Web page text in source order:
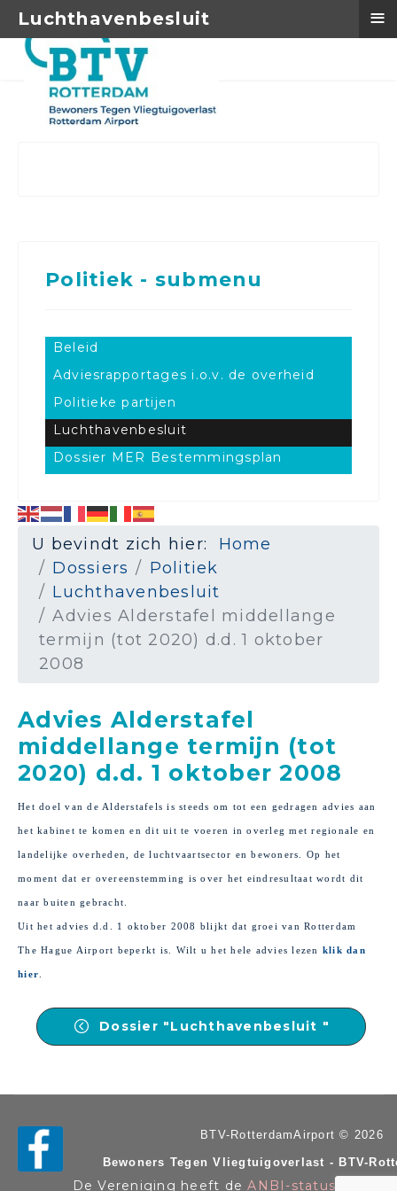
Politiek - submenu
Beleid
Adviesrapportages i.o.v. de overheid
Politieke partijen
Luchthavenbesluit
Dossier MER Bestemmingsplan
U bevindt zich hier: Home
Dossiers
Politiek
Luchthavenbesluit
Advies Alderstafel middellange
termijn (tot 2020) d.d. 1 oktober
2008
Advies Alderstafel
middellange termijn (tot
2020) d.d. 1 oktober 2008
Het doel van de Alderstafels is steeds om tot een gedragen advies aan
het kabinet te komen en dit uit te voeren in overleg met regionale en
landelijke overheden, de luchtvaartsector en bewoners. Op het
moment dat er overeenstemming is over het eindresultaat wordt dit
naar buiten gebracht.
Uit het advies d.d. 1 oktober 2008 blijkt dat groei van Rotterdam
The Hague Airport beperkt is. Wilt u het hele advies lezen klik dan
hier
Dossier "Luchthavenbesluit "
BTV-RotterdamAirport © 2026
Bewoners Tegen Vliegtuigoverlast - BTV-
De Vereniging heeft deANBI-status
Luchthavenbesluit ≡